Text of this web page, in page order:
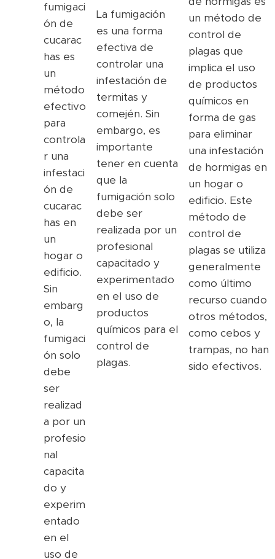
fumigaci
ón de
cucarac
has es
un
método
efectivo
para
controla
r una
infestaci
ón de
cucarac
has en
un
hogar o
edificio.
Sin
embarg
o, la
fumigaci
ón solo
debe
ser
realizad
a por un
profesio
nal
capacita
do y
experim
entado
en el
uso de
La fumigación
es una forma
efectiva de
controlar una
infestación de
termitas y
comején. Sin
embargo, es
importante
tener en cuenta
que la
fumigación solo
debe ser
realizada por un
profesional
capacitado y
experimentado
en el uso de
productos
químicos para el
control de
plagas.
un método de
control de
plagas que
implica el uso
de productos
químicos en
forma de gas
para eliminar
una infestación
de hormigas en
un hogar o
edificio. Este
método de
control de
plagas se utiliza
generalmente
como último
recurso cuando
otros métodos,
como cebos y
trampas, no han
sido efectivos.